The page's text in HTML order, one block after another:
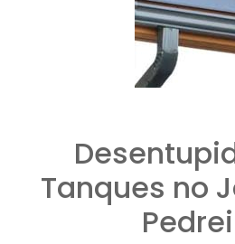
Tanques no